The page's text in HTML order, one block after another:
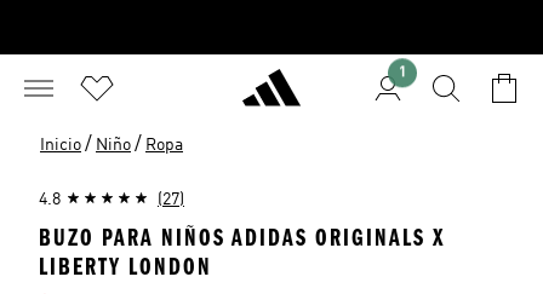
1
Inicio / Niño / Ropa
4.8 (27)
BUZO PARA NIÑOS ADIDAS ORIGINALS X
LIBERTY LONDON